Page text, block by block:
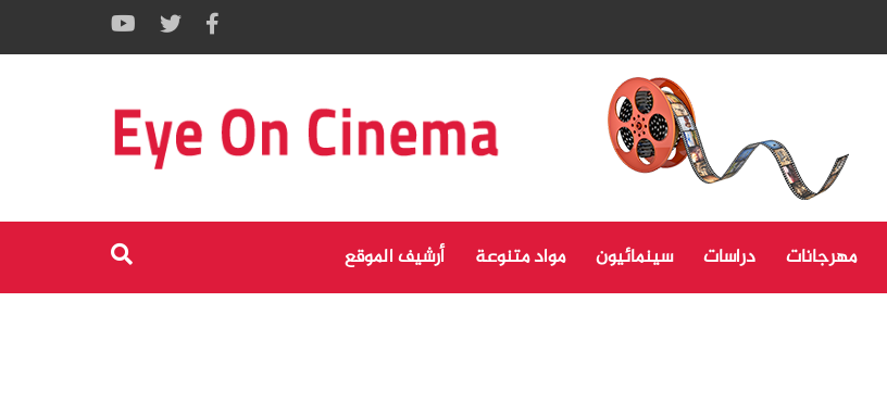
مهرجانات دراسات سينمائيون مواد متنوعة أرشيف الموقع